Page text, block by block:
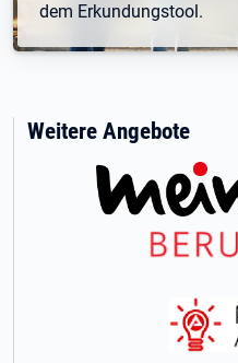
dem Erkundungstool.
Weitere Angebote